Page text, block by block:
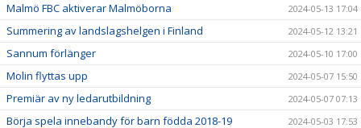
Malmö FBC aktiverar Malmöborna 2024-05-13 17:04
Summering av landslagshelgen i Finland 2024-05-12 13:21
Sannum förlänger 2024-05-10 17:00
Molin flyttas upp 2024-05-07 15:50
Premiär av ny ledarutbildning 2024-05-07 07:13
Börja spela innebandy för barn födda 2018-19 2024-05-03 17:53